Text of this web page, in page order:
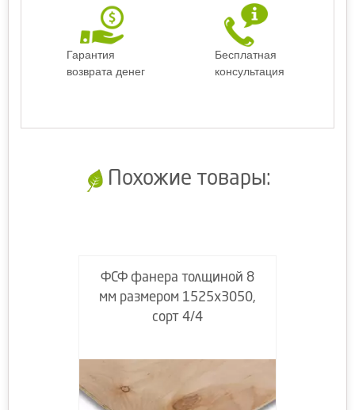
Гарантия
возврата денег
Бесплатная
консультация
Похожие товары:
ФСФ фанера толщиной 8
мм размером 1525х3050,
сорт 4/4